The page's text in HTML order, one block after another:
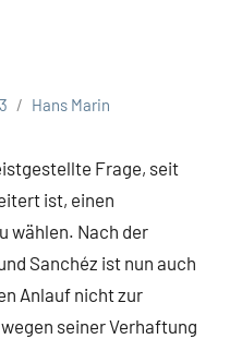
Hans Marin
Frage, seit
ist, einen
wählen. Nach der
Sanchéz ist nun auch
Anlauf nicht zur
seiner Verhaftung